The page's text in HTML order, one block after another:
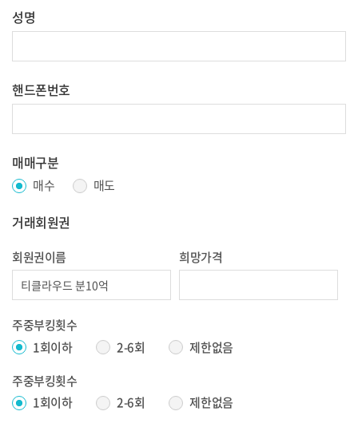
성명
핸드폰번호
매매구분
매수 매도
거래회원권
회원권이름 희망가격
주중부킹횟수
1회이하
2-6회
제한없음
주중부킹횟수
1회이하
2-6회 제한없음